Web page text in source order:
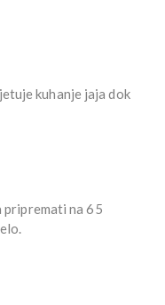
kuhanje jaja dok
pripremati na 65